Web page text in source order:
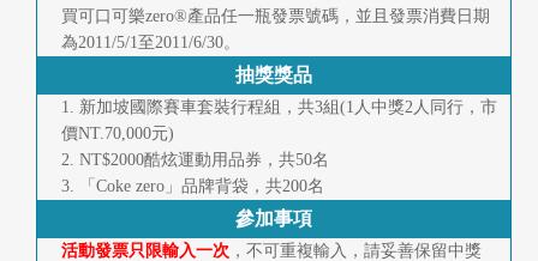
買可口可樂zero®產品任一瓶發票號碼，並且發票消費日期
為2011/5/1至2011/6/30。
抽獎獎品
1. 新加坡國際賽車套裝行程組，共3組(1人中獎2人同行，市
價NT.70,000元)
2. NT$2000酷炫運動用品券，共50名
3. 「Coke zero」品牌背袋，共200名
參加事項
活動發票只限輸入一次 ，不可重複輸入，請妥善保留中獎